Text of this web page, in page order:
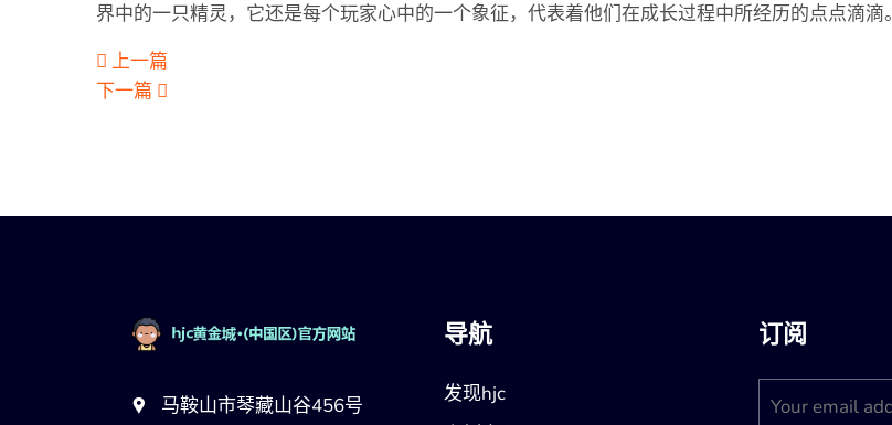
界中的一只精灵，它还是每个玩家心中的一个象征，代表着他们在成长过程中所经历的点点滴滴。
上一篇
下一篇
马鞍山市琴藏山谷456号
导航
发现hjc
订阅